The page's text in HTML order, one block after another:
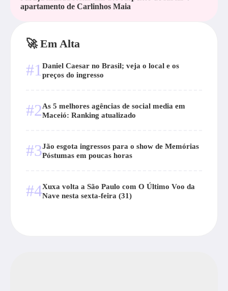
apartamento de Carlinhos Maia
🚀 Em Alta
#1 Daniel Caesar no Brasil; veja o local e os
preços do ingresso
#2As 5 melhores agências de social media em
Maceió: Ranking atualizado
#3Jão esgota ingressos para o show de Memórias
Póstumas em poucas horas
#4Xuxa volta a São Paulo com O Último Voo da
Nave nesta sexta-feira (31)